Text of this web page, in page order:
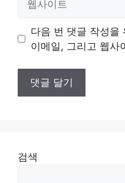
트
다음 번 댓글 작성을
이메일, 그리고 웹사
검색